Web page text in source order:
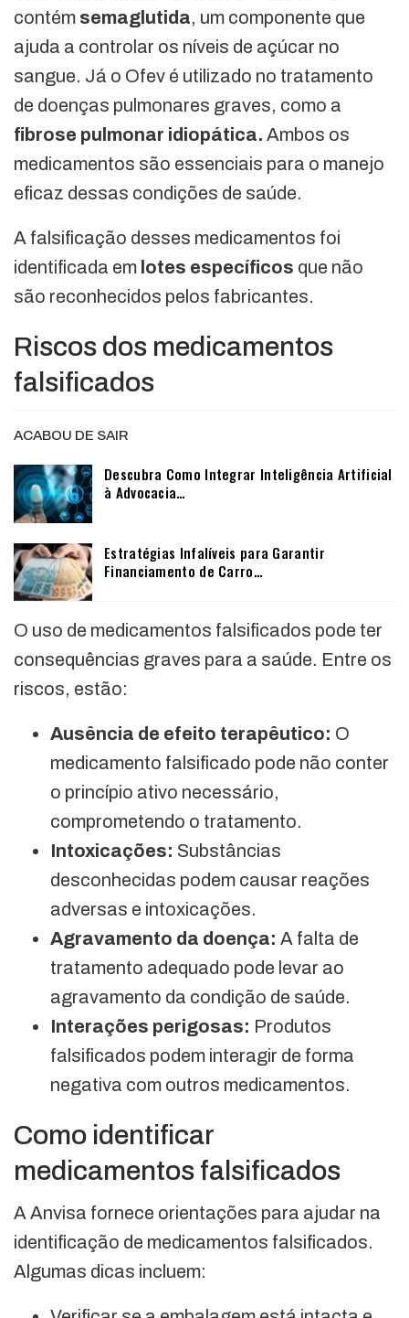
contém semaglutida, um componente que
ajuda a controlar os níveis de açúcar no
sangue. Já o Ofev é utilizado no tratamento
de doenças pulmonares graves, como a
fibrose pulmonar idiopática. Ambos os
medicamentos são essenciais para o manejo
eficaz dessas condições de saúde.
A falsificação desses medicamentos foi
identificada em lotes específicos que não
são reconhecidos pelos fabricantes.
Riscos dos medicamentos
falsificados
ACABOU DE SAIR
Descubra Como Integrar Inteligência Artificial
à Advocacia…
Estratégias Infalíveis para Garantir
Financiamento de Carro…
O uso de medicamentos falsificados pode ter
consequências graves para a saúde. Entre os
riscos, estão:
Ausência de efeito terapêutico: O
medicamento falsificado pode não conter
o princípio ativo necessário,
comprometendo o tratamento.
Intoxicações: Substâncias
desconhecidas podem causar reações
adversas e intoxicações.
Agravamento da doença: A falta de
tratamento adequado pode levar ao
agravamento da condição de saúde.
Interações perigosas: Produtos
falsificados podem interagir de forma
negativa com outros medicamentos.
Como identificar
medicamentos falsificados
A Anvisa fornece orientações para ajudar na
identificação de medicamentos falsificados.
Algumas dicas incluem: